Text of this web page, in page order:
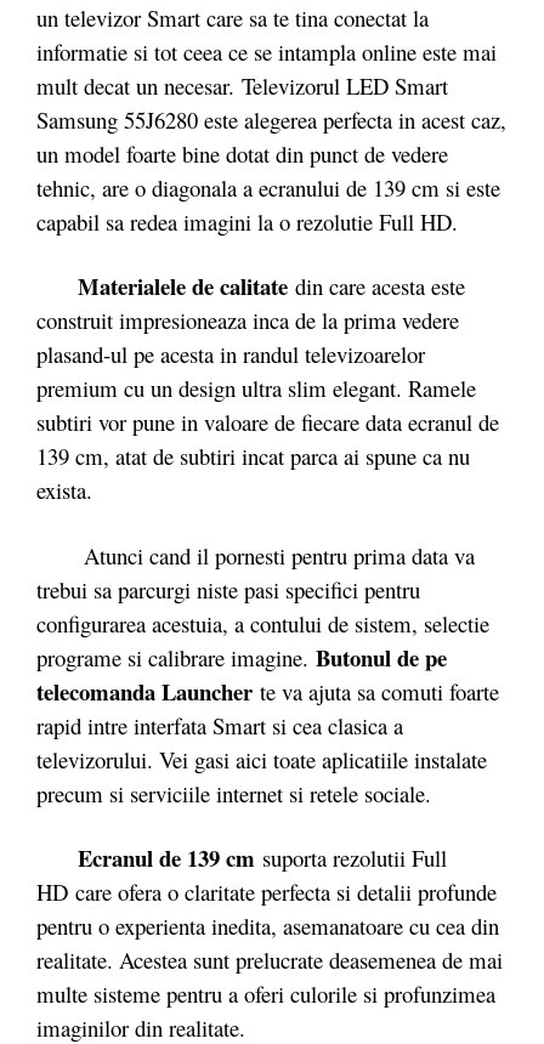
un televizor Smart care sa te tina conectat la
informatie si tot ceea ce se intampla online este mai
mult decat un necesar. Televizorul LED Smart
Samsung 55J6280 este alegerea perfecta in acest caz,
un model foarte bine dotat din punct de vedere
tehnic, are o diagonala a ecranului de 139 cm si este
capabil sa redea imagini la o rezolutie Full HD.
Materialele de calitate din care acesta este
construit impresioneaza inca de la prima vedere
plasand-ul pe acesta in randul televizoarelor
premium cu un design ultra slim elegant. Ramele
subtiri vor pune in valoare de fiecare data ecranul de
139 cm, atat de subtiri incat parca ai spune ca nu
exista.
Atunci cand il pornesti pentru prima data va
trebui sa parcurgi niste pasi specifici pentru
configurarea acestuia, a contului de sistem, selectie
programe si calibrare imagine. Butonul de pe
telecomanda Launcher te va ajuta sa comuti foarte
rapid intre interfata Smart si cea clasica a
televizorului. Vei gasi aici toate aplicatiile instalate
precum si serviciile internet si retele sociale.
Ecranul de 139 cm suporta rezolutii Full
HD care ofera o claritate perfecta si detalii profunde
pentru o experienta inedita, asemanatoare cu cea din
realitate. Acestea sunt prelucrate deasemenea de mai
multe sisteme pentru a oferi culorile si profunzimea
imaginilor din realitate.